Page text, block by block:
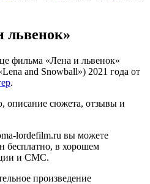
фильма «Лена и львенок»
and Snowball») 2021 года от
.
описание сюжета, отзывы и
lordefilm.ru вы можете
бесплатно, в хорошем
и СМС.
произведение